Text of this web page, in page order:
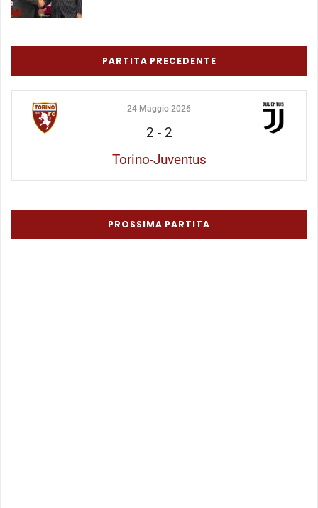
PARTITA PRECEDENTE
24 Maggio 2026
2 - 2
Torino-Juventus
PROSSIMA PARTITA